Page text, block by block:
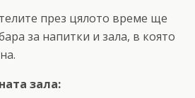
през цялото време ще
за напитки и зала, в която
зала: